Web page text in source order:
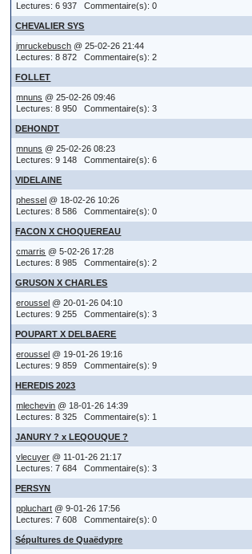
Lectures: 6 937 Commentaire(s): 0
CHEVALIER SYS
jmruckebusch @ 25-02-26 21:44
Lectures: 8 872 Commentaire(s): 2
FOLLET
mnuns @ 25-02-26 09:46
Lectures: 8 950 Commentaire(s): 3
DEHONDT
mnuns @ 25-02-26 08:23
Lectures: 9 148 Commentaire(s): 6
VIDELAINE
phessel @ 18-02-26 10:26
Lectures: 8 586 Commentaire(s): 0
FACON X CHOQUEREAU
cmarris @ 5-02-26 17:28
Lectures: 8 985 Commentaire(s): 2
GRUSON X CHARLES
eroussel @ 20-01-26 04:10
Lectures: 9 255 Commentaire(s): 3
POUPART X DELBAERE
eroussel @ 19-01-26 19:16
Lectures: 9 859 Commentaire(s): 9
HEREDIS 2023
mlechevin @ 18-01-26 14:39
Lectures: 8 325 Commentaire(s): 1
JANURY ? x LEQOUQUE ?
vlecuyer @ 11-01-26 21:17
Lectures: 7 684 Commentaire(s): 3
PERSYN
ppluchart @ 9-01-26 17:56
Lectures: 7 608 Commentaire(s): 0
Sépultures de Quaëdypre